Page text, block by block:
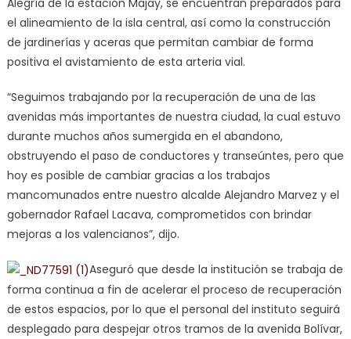
Alegría de la estación Majay, se encuentran preparados para
el alineamiento de la isla central, así como la construcción
de jardinerías y aceras que permitan cambiar de forma
positiva el avistamiento de esta arteria vial.
“Seguimos trabajando por la recuperación de una de las
avenidas más importantes de nuestra ciudad, la cual estuvo
durante muchos años sumergida en el abandono,
obstruyendo el paso de conductores y transeúntes, pero que
hoy es posible de cambiar gracias a los trabajos
mancomunados entre nuestro alcalde Alejandro Marvez y el
gobernador Rafael Lacava, comprometidos con brindar
mejoras a los valencianos”, dijo.
Aseguró que desde la institución se trabaja de
forma continua a fin de acelerar el proceso de recuperación
de estos espacios, por lo que el personal del instituto seguirá
desplegado para despejar otros tramos de la avenida Bolívar,